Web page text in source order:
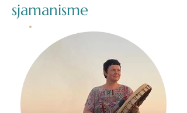
sjamanisme